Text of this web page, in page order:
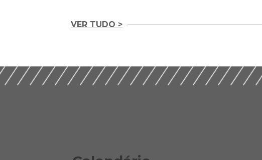
para um Setor
Sustentável (2026)
ESG nas Empresas de
Construção (2026)
VER TUDO >